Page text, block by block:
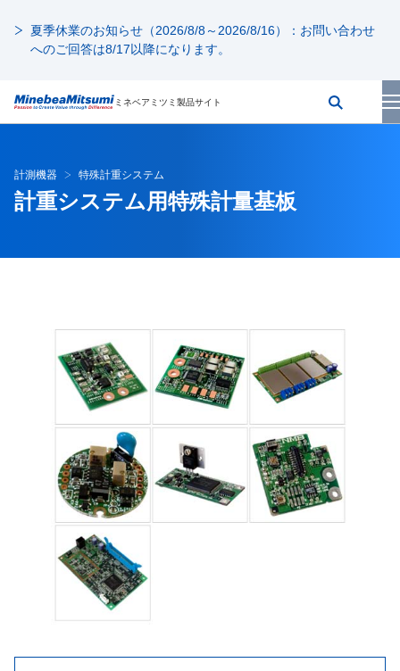
夏季休業のお知らせ（2026/8/8～2026/8/16）：お問い合わせ
へのご回答は8/17以降になります。
ミネベアミツミ製品サイト
計測機器 特殊計重システム
計重システム用特殊計量基板